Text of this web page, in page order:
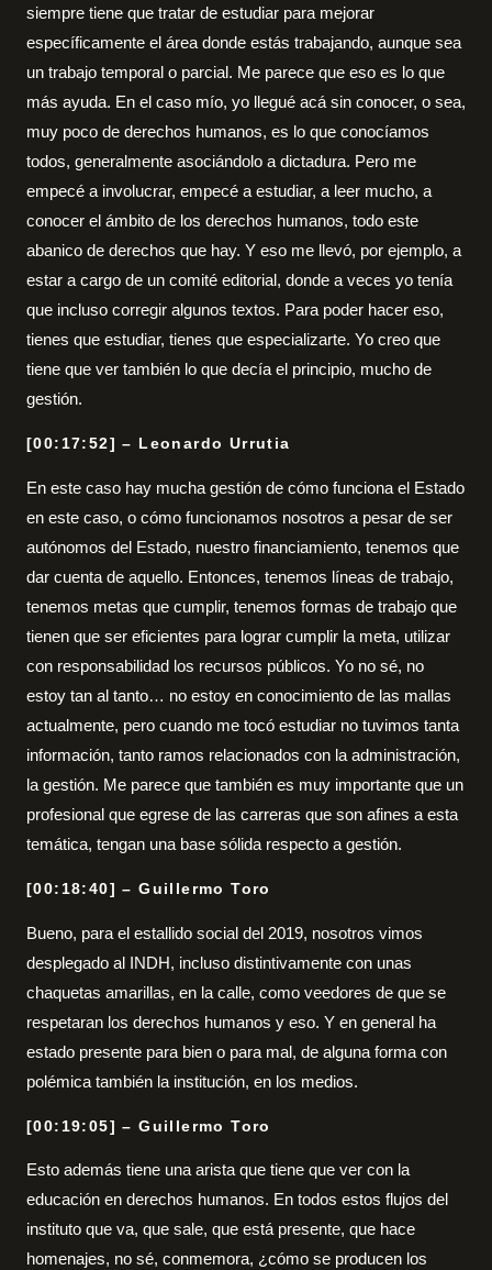
siempre tiene que tratar de estudiar para mejorar
específicamente el área donde estás trabajando, aunque sea
un trabajo temporal o parcial. Me parece que eso es lo que
más ayuda. En el caso mío, yo llegué acá sin conocer, o sea,
muy poco de derechos humanos, es lo que conocíamos
todos, generalmente asociándolo a dictadura. Pero me
empecé a involucrar, empecé a estudiar, a leer mucho, a
conocer el ámbito de los derechos humanos, todo este
abanico de derechos que hay. Y eso me llevó, por ejemplo, a
estar a cargo de un comité editorial, donde a veces yo tenía
que incluso corregir algunos textos. Para poder hacer eso,
tienes que estudiar, tienes que especializarte. Yo creo que
tiene que ver también lo que decía el principio, mucho de
gestión.
[00:17:52] – Leonardo Urrutia
En este caso hay mucha gestión de cómo funciona el Estado
en este caso, o cómo funcionamos nosotros a pesar de ser
autónomos del Estado, nuestro financiamiento, tenemos que
dar cuenta de aquello. Entonces, tenemos líneas de trabajo,
tenemos metas que cumplir, tenemos formas de trabajo que
tienen que ser eficientes para lograr cumplir la meta, utilizar
con responsabilidad los recursos públicos. Yo no sé, no
estoy tan al tanto… no estoy en conocimiento de las mallas
actualmente, pero cuando me tocó estudiar no tuvimos tanta
información, tanto ramos relacionados con la administración,
la gestión. Me parece que también es muy importante que un
profesional que egrese de las carreras que son afines a esta
temática, tengan una base sólida respecto a gestión.
[00:18:40] – Guillermo Toro
Bueno, para el estallido social del 2019, nosotros vimos
desplegado al INDH, incluso distintivamente con unas
chaquetas amarillas, en la calle, como veedores de que se
respetaran los derechos humanos y eso. Y en general ha
estado presente para bien o para mal, de alguna forma con
polémica también la institución, en los medios.
[00:19:05] – Guillermo Toro
Esto además tiene una arista que tiene que ver con la
educación en derechos humanos. En todos estos flujos del
instituto que va, que sale, que está presente, que hace
homenajes, no sé, conmemora, ¿cómo se producen los